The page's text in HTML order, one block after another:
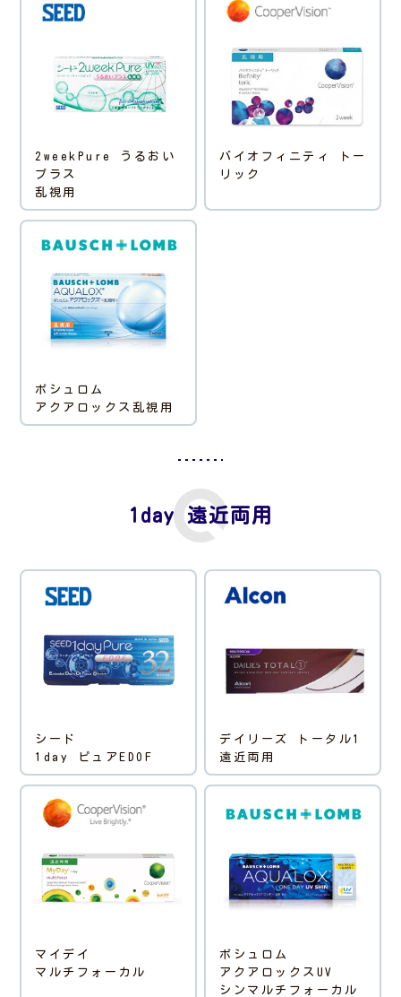
2weekPure うるおい
プラス
乱視用
バイオフィニティ トー
リック
ボシュロム
アクアロックス乱視用
1day 遠近両用
シード
1day ピュアEDOF
デイリーズ トータル1
遠近両用
マイデイ
マルチフォーカル
ボシュロム
アクアロックスUV
シンマルチフォーカル